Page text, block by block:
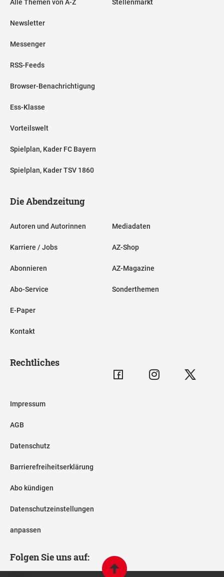
Alle Themen von A-Z
Newsletter
Messenger
RSS-Feeds
Browser-Benachrichtigung
Ess-Klasse
Vorteilswelt
Spielplan, Kader FC Bayern
Spielplan, Kader TSV 1860
Stellenmarkt
Die Abendzeitung
Autoren und Autorinnen
Karriere / Jobs
Abonnieren
Abo-Service
E-Paper
Kontakt
Mediadaten
AZ-Shop
AZ-Magazine
Sonderthemen
Rechtliches
Impressum
AGB
Datenschutz
Barrierefreiheitserklärung
Abo kündigen
Datenschutzeinstellungen
anpassen
Folgen Sie uns auf: